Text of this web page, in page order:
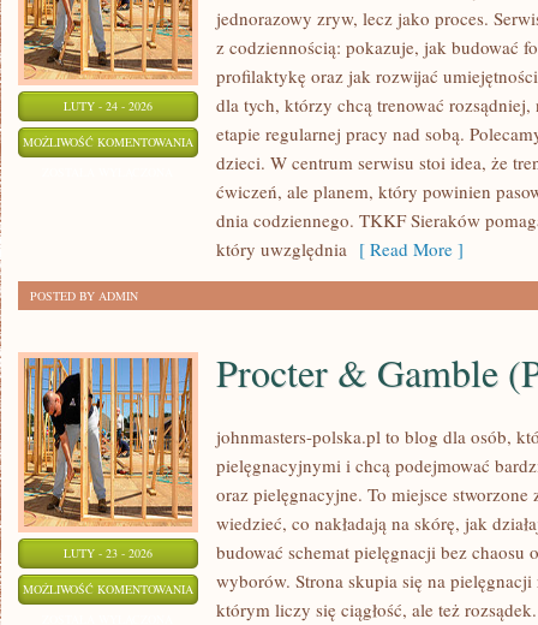
LUTY - 24 - 2026
MOŻLIWOŚĆ KOMENTOWANIA PIŁKA
NOŻNA
jednorazowy zryw, lecz jako proces.
z codziennością: pokazuje, jak budować
profilaktykę oraz jak rozwijać
dla tych, którzy chcą trenować
etapie regularnej pracy nad sobą.
dzieci. W centrum serwisu stoi idea, że
ćwiczeń, ale planem, który powinien
dnia codziennego. TKKF Sieraków
który uwzględnia [ Read More ]
POSTED BY ADMIN
LUTY - 23 - 2026
MOŻLIWOŚĆ KOMENTOWANIA PROCTER
Procter & Gamble
johnmasters-polska.pl to blog dla osób,
pielęgnacyjnymi i chcą podejmować
oraz pielęgnacyjne. To miejsce
wiedzieć, co nakładają na skórę, jak
budować schemat pielęgnacji bez chaosu
wyborów. Strona skupia się na
którym liczy się ciągłość, ale też